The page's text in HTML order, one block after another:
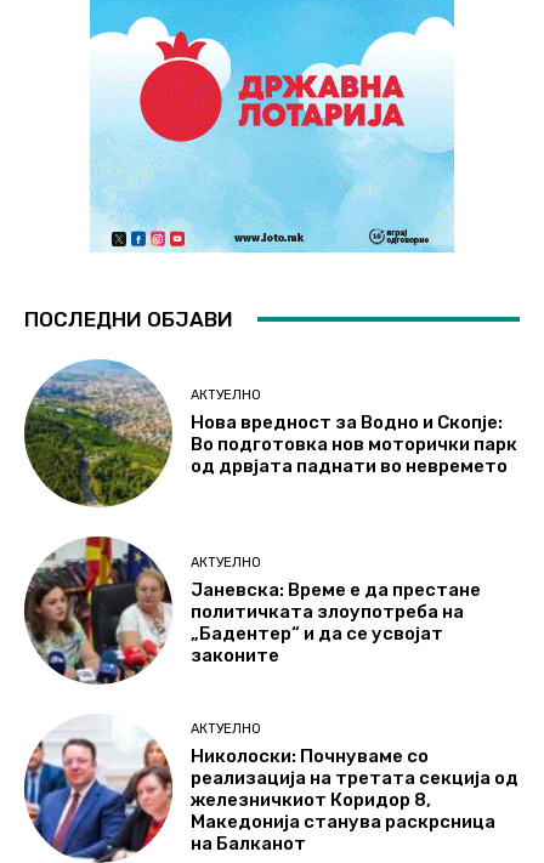
ПОСЛЕДНИ ОБЈАВИ
АКТУЕЛНО
Нова вредност за Водно и Скопје:
Во подготовка нов моторички парк
од дрвјата паднати во невремето
АКТУЕЛНО
Јаневска: Време е да престане
политичката злоупотреба на
„Бадентер“ и да се усвојат
законите
АКТУЕЛНО
Николоски: Почнуваме со
реализација на третата секција од
железничкиот Коридор 8,
Македонија станува раскрсница
на Балканот